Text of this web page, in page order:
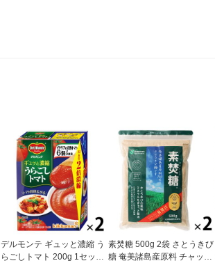
デルモンテ ギュッと濃縮 う
らごしトマト 200g 1セット
素焚糖 500g 2袋 さとうきび
糖 奄美諸島産原料 チャック